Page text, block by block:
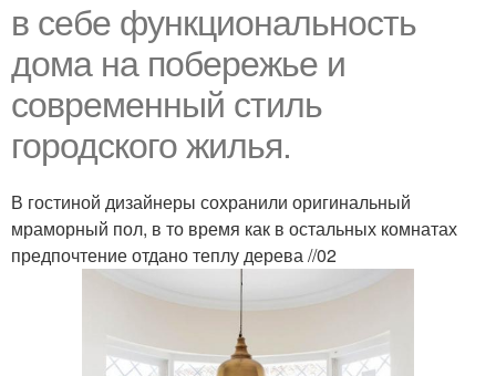
в себе функциональность
дома на побережье и
современный стиль
городского жилья.
В гостиной дизайнеры сохранили оригинальный
мраморный пол, в то время как в остальных комнатах
предпочтение отдано теплу дерева //02